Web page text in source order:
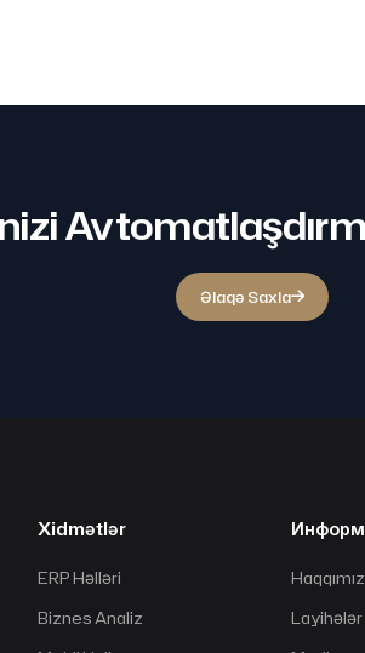
Əlaqə Saxla
Xidmətlər
ERP Həlləri
Biznes Analiz
Layihələr